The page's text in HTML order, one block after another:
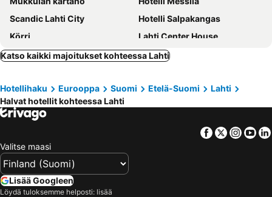
Scandic Lahti City
Hotelli Salpakangas
Körri
Lahti Center House
Place to Sleep Hollola
Bright & Cozy Renovated Studio In The Center
Katso kaikki majoitukset kohteessa Lahti
Hotellihaku Eurooppa Suomi Etelä-Suomi
Lahti
Halvat hotellit kohteessa Lahti
Facebook
Twitter
Valitse maasi
Lisää Googleen
Löydä tuloksemme helposti: lisää